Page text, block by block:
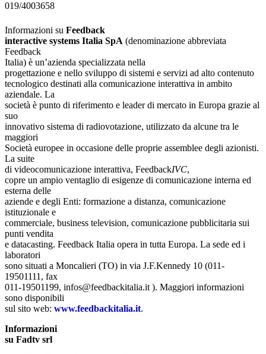
019/4003658
Informazioni su Feedback
interactive systems Italia SpA (denominazione abbreviata
Feedback
Italia) è un’azienda specializzata nella
progettazione e nello sviluppo di sistemi e servizi ad alto contenuto
tecnologico destinati alla comunicazione interattiva in ambito
aziendale. La
società è punto di riferimento e leader di mercato in Europa grazie al
suo
innovativo sistema di radiovotazione, utilizzato da alcune tra le
maggiori
Società europee in occasione delle proprie assemblee degli azionisti.
La suite
di videocomunicazione interattiva, FeedbackIVC,
copre un ampio ventaglio di esigenze di comunicazione interna ed
esterna delle
aziende e degli Enti: formazione a distanza, comunicazione
istituzionale e
commerciale, business television, comunicazione pubblicitaria sui
punti vendita
e datacasting. Feedback Italia opera in tutta Europa. La sede ed i
laboratori
sono situati a Moncalieri (TO) in via J.F.Kennedy 10 (011-
19501111, fax
011-19501199, infos@feedbackitalia.it). Maggiori informazioni
sono disponibili
sul sito web: www.feedbackitalia.it.
Informazioni
su Fadtv srl